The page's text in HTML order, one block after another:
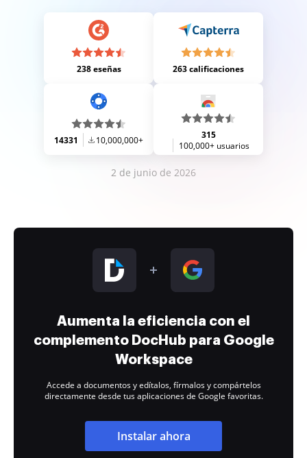
238 eseñas 263 calificaciones
14331 10,000,000+
315
100,000+ usuarios
2 de junio de 2026
Aumenta la eficiencia con el
complemento DocHub para Google
Workspace
Accede a documentos y edítalos, fírmalos y compártelos
directamente desde tus aplicaciones de Google favoritas.
Instalar ahora